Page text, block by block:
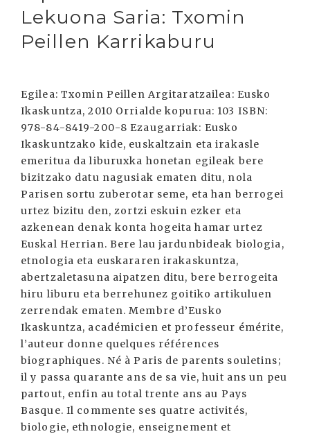
Lekuona Saria: Txomin
Peillen Karrikaburu
Egilea: Txomin Peillen Argitaratzailea: Eusko
Ikaskuntza, 2010 Orrialde kopurua: 103 ISBN:
978-84-8419-200-8 Ezaugarriak: Eusko
Ikaskuntzako kide, euskaltzain eta irakasle
emeritua da liburuxka honetan egileak bere
bizitzako datu nagusiak ematen ditu, nola
Parisen sortu zuberotar seme, eta han berrogei
urtez bizitu den, zortzi eskuin ezker eta
azkenean denak konta hogeita hamar urtez
Euskal Herrian. Bere lau jardunbideak biologia,
etnologia eta euskararen irakaskuntza,
abertzaletasuna aipatzen ditu, bere berrogeita
hiru liburu eta berrehunez goitiko artikuluen
zerrendak ematen. Membre d’Eusko
Ikaskuntza, académicien et professeur émérite,
l’auteur donne quelques références
biographiques. Né à Paris de parents souletins;
il y passa quarante ans de sa vie, huit ans un peu
partout, enfin au total trente ans au Pays
Basque. Il commente ses quatre activités,
biologie, ethnologie, enseignement et